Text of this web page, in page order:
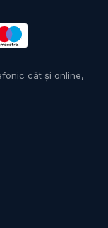
cât și online,